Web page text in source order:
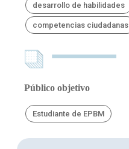
desarrollo de habilidades
competencias ciudadanas
Público objetivo
Estudiante de EPBM